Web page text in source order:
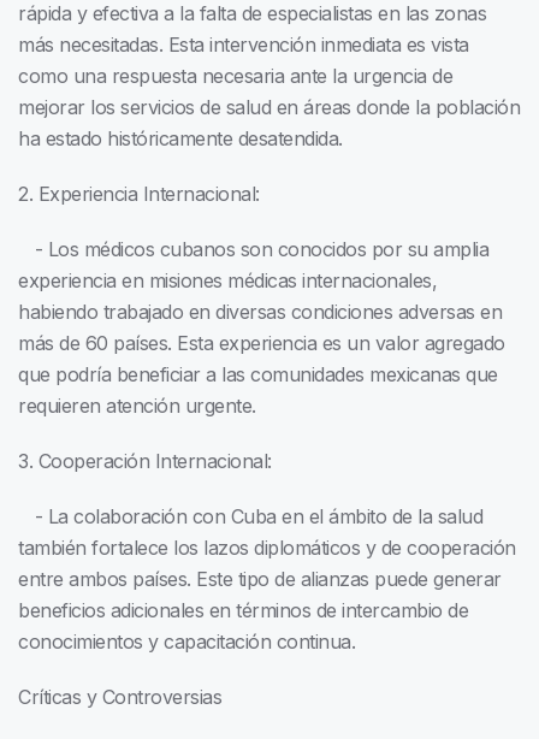
rápida y efectiva a la falta de especialistas en las zonas
más necesitadas. Esta intervención inmediata es vista
como una respuesta necesaria ante la urgencia de
mejorar los servicios de salud en áreas donde la población
ha estado históricamente desatendida.
2. Experiencia Internacional:
- Los médicos cubanos son conocidos por su amplia
experiencia en misiones médicas internacionales,
habiendo trabajado en diversas condiciones adversas en
más de 60 países. Esta experiencia es un valor agregado
que podría beneficiar a las comunidades mexicanas que
requieren atención urgente.
3. Cooperación Internacional:
- La colaboración con Cuba en el ámbito de la salud
también fortalece los lazos diplomáticos y de cooperación
entre ambos países. Este tipo de alianzas puede generar
beneficios adicionales en términos de intercambio de
conocimientos y capacitación continua.
Críticas y Controversias